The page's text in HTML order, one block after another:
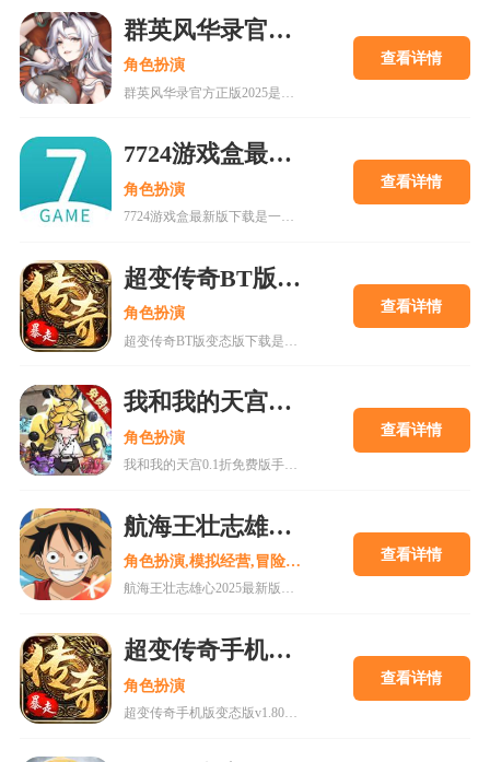
群英风华录官方正版2025
角色扮演 查看详情
7724游戏盒最新版下载
角色扮演
7724游戏盒最新版下载是一款h5游戏盒子,使用该软件用户可以随意体验各种网页游戏,海量在线游戏资源,无需下载,无需pc即可游玩,更有上千款热门破解游戏可以在线畅玩.感兴趣的朋友可以来下载。
查看详情
超变传奇BT版变态版下载
角色扮演 查看详情
我和我的天宫0.1折免费版手游
角色扮演
我和我的天宫0.1折免费版手游是一款古风仙侠玩家扮演类手游。游戏内所有充值皆为0.1折，更有7日登录豪礼，累计登录豪礼，开服庆典等免费白嫖活动。
查看详情
航海王壮志雄心2025最新版
角色扮演,模拟经营,冒险解谜
航海王壮志雄心2025最新版是一款以全新的航海王游戏过程打造独特的互动式冒险，更高品质的剧情和还原动漫角色的旅途在这里为你呈现。喜欢的小伙伴还在等什么呢?快来18183下载这款游戏吧~
查看详情
超变传奇手机版变态版v1.80下载
角色扮演
超变传奇手机版变态版v1.80下载是一款十分厉害的传奇游戏，vip66vip77vip888续写传奇传承经典上线即送VIP11，海量福利等你体验，现在下载体验，上线就能高人一等!
查看详情